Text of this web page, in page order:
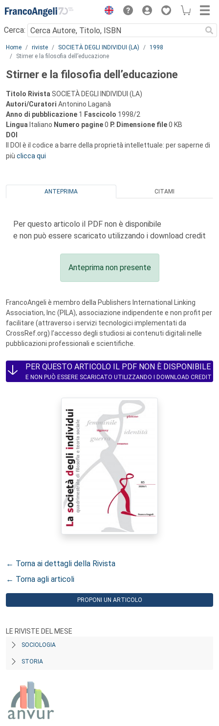
Menu
Cerca:
Main content
Home riviste SOCIETÀ DEGLI INDIVIDUI (LA)
1998
Stirner e la filosofia dell’educazione
Stirner e la filosofia dell’educazione
Titolo Rivista SOCIETÀ DEGLI INDIVIDUI (LA)
Autori/Curatori Antonino Laganà
Anno di pubblicazione 1 Fascicolo 1998/2
Lingua Italiano Numero pagine0 P. Dimensione file0 KB
DOI
Il DOI è il codice a barre della proprietà intellettuale: per saperne di
più clicca qui
ANTEPRIMA CITAMI
Per questo articolo il PDF non è disponibile
e non può essere scaricato utilizzando i download credit
Anteprima non presente
FrancoAngeli è membro della Publishers International Linking
Association, Inc (PILA), associazione indipendente e non profit per
facilitare (attraverso i servizi tecnologici implementati da
CrossRef.org) l’accesso degli studiosi ai contenuti digitali nelle
pubblicazioni professionali e scientifiche.
PER QUESTO ARTICOLO IL PDF NON È DISPONIBILE
E NON PUÒ ESSERE SCARICATO UTILIZZANDO I DOWNLOAD CREDIT
← Torna ai dettagli della Rivista
← Torna agli articoli
PROPONI UN ARTICOLO
LE RIVISTE DEL MESE
SOCIOLOGIA
STORIA